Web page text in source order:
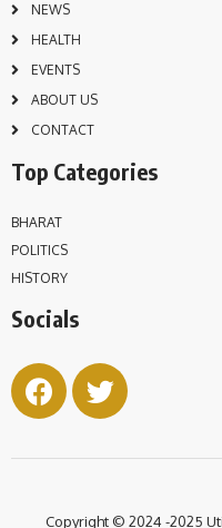
NEWS
HEALTH
EVENTS
ABOUT US
CONTACT
Top Categories
BHARAT
POLITICS
HISTORY
Socials
Copyright © 2024 -2025